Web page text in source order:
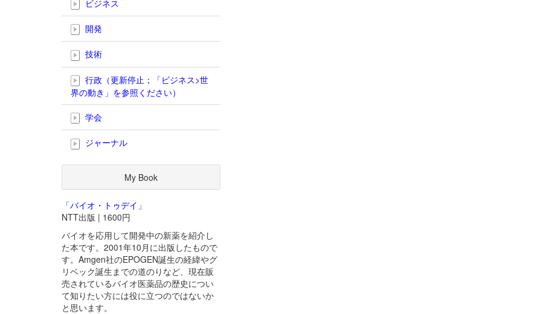
ビジネス
開発
技術
行政（更新停止；「ビジネス>世
界の動き」を参照ください）
学会
ジャーナル
My Book
「バイオ・トゥデイ」
NTT出版 | 1600円
バイオを応用して開発中の新薬を紹介し
た本です。2001年10月に出版したもので
す。Amgen社のEPOGEN誕生の経緯やグ
リベック誕生までの道のりなど、現在販
売されているバイオ医薬品の歴史につい
て知りたい方には役に立つのではないか
と思います。